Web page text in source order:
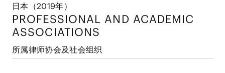
日本（2019年）
PROFESSIONAL AND ACADEMIC
ASSOCIATIONS
所属律师协会及社会组织